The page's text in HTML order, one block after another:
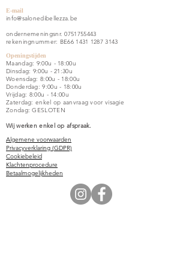
E-mail
info@salonedibellezza.be
ondernemeningsnr.0751755443
rekeningnummer: BE66 1431 1287 3143
Openingstijden
Maandag: 9:00u - 18:00u
Dinsdag: 9:00u - 21:30u
Woensdag: 8:00u - 18:00u
Donderdag: 9:00u - 18:00u
Vrijdag: 8:00u - 14:00u
Zaterdag: enkel op aanvraag voor visagie
Zondag: GESLOTEN
Wij werken enkel op afspraak.
Algemene voorwaarden
Privacyverklaring (GDPR)
Cookiebeleid
Klachtenprocedure
Betaalmogelijkheden